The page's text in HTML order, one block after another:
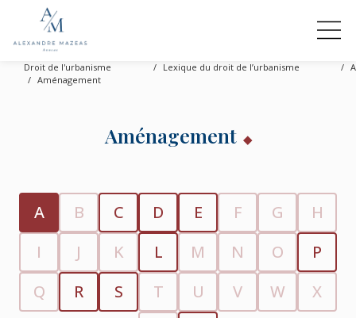
Droit de l'urbanisme Lexique du droit de l’urbanisme
A
Aménagement
Aménagement
A B C D E F G
H
I
J K L M N O
P
Q
R S T U V W
X